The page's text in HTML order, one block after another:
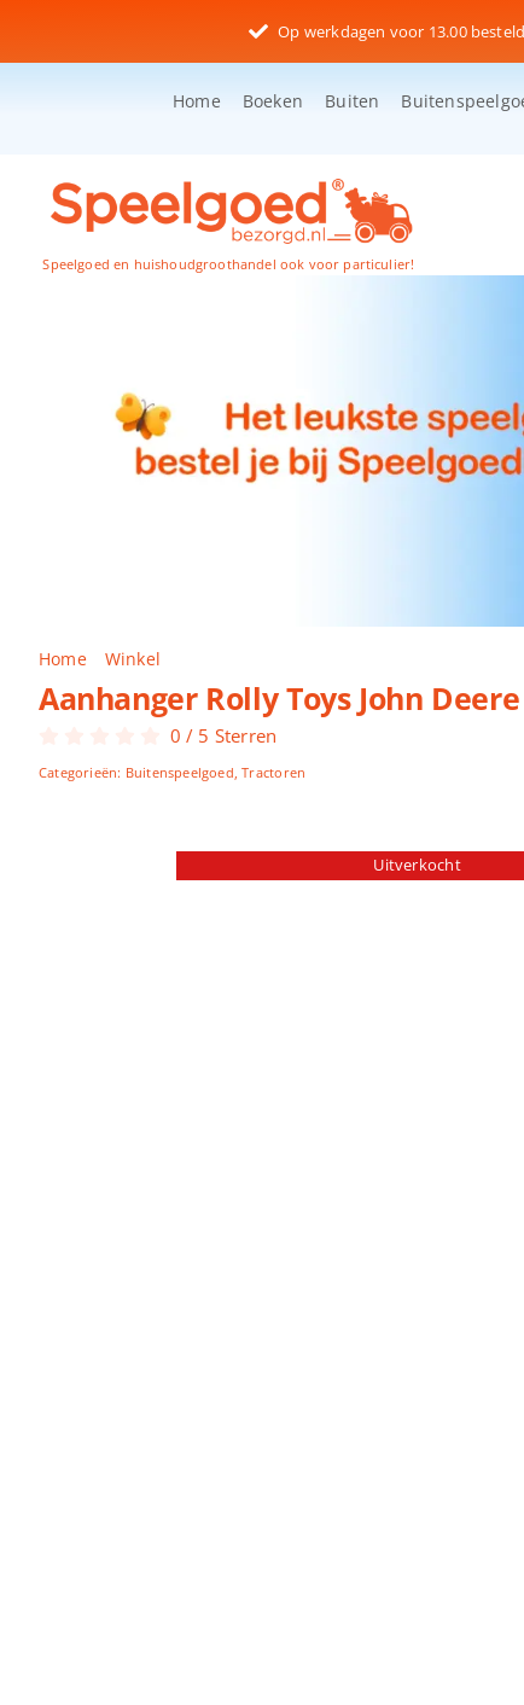
inhoud
Op werkdagen voor 13.00
Home Boeken Buiten
Speelgoed en huishoudgroothandel ook voor particulier!
Home Winkel
Aanhanger Rolly Toys John
0 / 5 Sterren
Categorieën: Buitenspeelgoed,Tractoren
Uitverkocht